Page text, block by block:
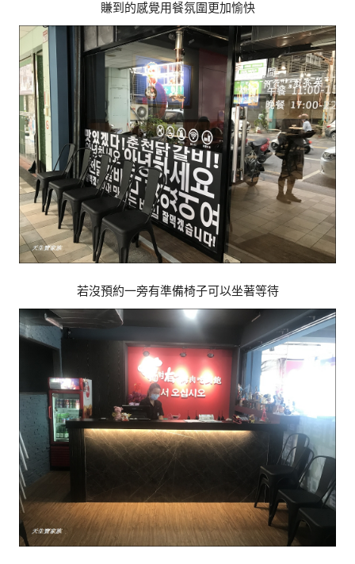
賺到的感覺用餐氛圍更加愉快
若沒預約一旁有準備椅子可以坐著等待